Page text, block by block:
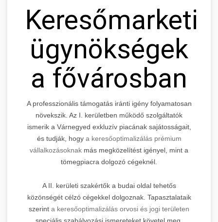
ügynökségek
a fővárosban
A professzionális támogatás iránti igény folyamatosan
növekszik. Az I. kerületben működő szolgáltatók
ismerik a Várnegyed exkluzív piacának sajátosságait,
és tudják, hogy a keresőoptimalizálás prémium
vállalkozásoknak más megközelítést igényel, mint a
tömegpiacra dolgozó cégeknél.
A II. kerületi szakértők a budai oldal tehetős
közönségét célzó cégekkel dolgoznak. Tapasztalataik
szerint a keresőoptimalizálás orvosi és jogi területen
speciális szabályozási ismereteket követel meg.